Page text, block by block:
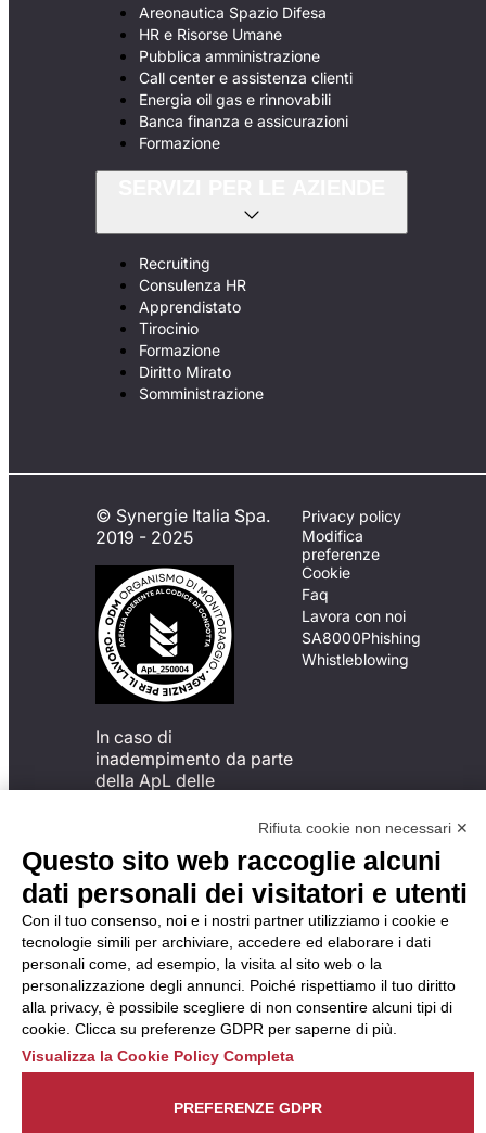
Areonautica Spazio Difesa
HR e Risorse Umane
Pubblica amministrazione
Call center e assistenza clienti
Energia oil gas e rinnovabili
Banca finanza e assicurazioni
Formazione
Recruiting
Consulenza HR
Apprendistato
Tirocinio
Formazione
Diritto Mirato
Somministrazione
© Synergie Italia Spa.
2019 - 2025
In caso di
inadempimento da parte
della ApL delle
del Codice di Condotta, è
possibile presentare un
reclamo
all’Organismo di
Monitoraggio utilizzando
una delle modalità
descritte al seguente
indirizzo web
https://odm-
agenzielavoro.it/reclami/ .
Privacy policy
Modifica
preferenze
Cookie
Faq
Lavora con noi
SA8000Phishing
Whistleblowing
Rifiuta cookie non necessari ✕
Questo sito web raccoglie alcuni
dati personali dei visitatori e utenti
Con il tuo consenso, noi e i nostri partner utilizziamo i cookie e
tecnologie simili per archiviare, accedere ed elaborare i dati
personali come, ad esempio, la visita al sito web o la
personalizzazione degli annunci. Poiché rispettiamo il tuo diritto
alla privacy, è possibile scegliere di non consentire alcuni tipi di
cookie. Clicca su preferenze GDPR per saperne di più.
Visualizza la Cookie Policy Completa
PREFERENZE GDPR